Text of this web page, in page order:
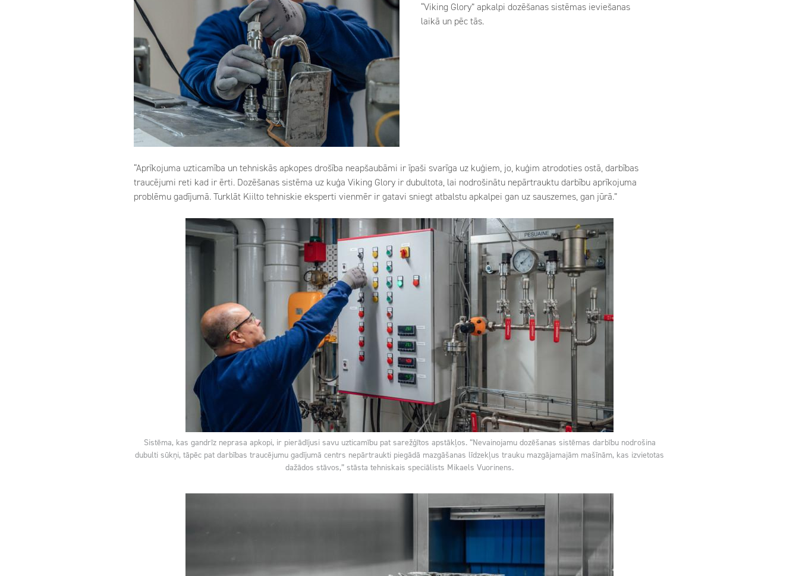
“Viking Glory” apkalpi dozēšanas sistēmas ieviešanas
laikā un pēc tās.
“Aprīkojuma uzticamība un tehniskās apkopes drošība neapšaubāmi ir īpaši svarīga uz kuģiem, jo, kuģim atrodoties ostā, darbības
traucējumi reti kad ir ērti. Dozēšanas sistēma uz kuģa Viking Glory ir dubultota, lai nodrošinātu nepārtrauktu darbību aprīkojuma
problēmu gadījumā. Turklāt Kiilto tehniskie eksperti vienmēr ir gatavi sniegt atbalstu apkalpei gan uz sauszemes, gan jūrā.”
Sistēma, kas gandrīz neprasa apkopi, ir pierādījusi savu uzticamību pat sarežģītos apstākļos. “Nevainojamu dozēšanas sistēmas darbību nodrošina
dubulti sūkņi, tāpēc pat darbības traucējumu gadījumā centrs nepārtraukti piegādā mazgāšanas līdzekļus trauku mazgājamajām mašīnām, kas izvietotas
dažādos stāvos,” stāsta tehniskais speciālists Mikaels Vuorinens.